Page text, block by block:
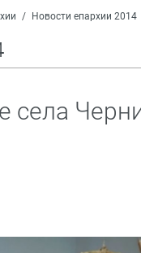
/ Новости епархии 2014
села